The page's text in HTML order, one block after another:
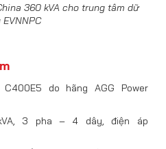
360 kVA cho trung tâm dữ
C400E5 do hãng AGG Power
3 pha – 4 dây, điện áp